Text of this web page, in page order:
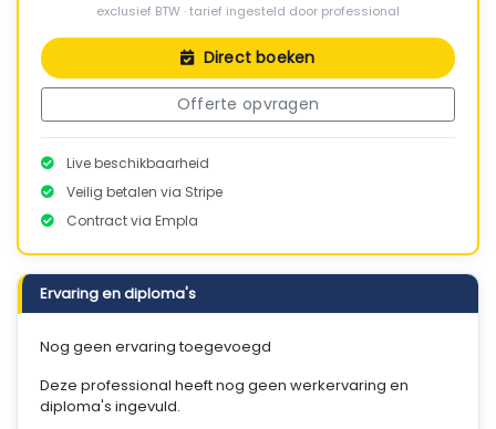
exclusief BTW · tarief ingesteld door professional
Direct boeken
Offerte opvragen
Live beschikbaarheid
Veilig betalen via Stripe
Contract via Empla
Ervaring en diploma's
Nog geen ervaring toegevoegd
Deze professional heeft nog geen werkervaring en
diploma's ingevuld.